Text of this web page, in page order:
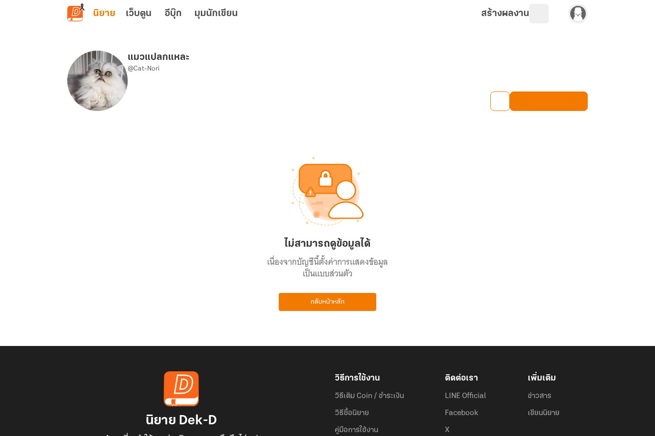
ข้ามไปยังเนื้อหาหลัก
นิยาย เว็บตูน อีบุ๊ก มุมนักเขียน สร้างผลงาน
แมวแปลกแหละ
@Cat-Nori
ไม่สามารถดูข้อมูลได้
เนื่องจากบัญชีนี้ตั้งค่าการแสดงข้อมูล
เป็นแบบส่วนตัว
กลับหน้าหลัก
นิยาย Dek-D
วิธีการใช้งาน
วิธีเติม Coin / ชำระเงิน
วิธีซื้อนิยาย
คู่มือการใช้งาน
ติดต่อเรา
LINE Official
Facebook
X
เพิ่มเติม
ข่าวสาร
เขียนนิยาย